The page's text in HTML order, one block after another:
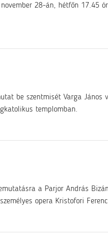
28-án, hétfőn 17.45
be szentmisét Varga János
templomban.
a Parjor András
opera Kristofori